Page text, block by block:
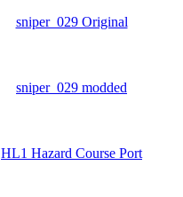
sniper_029 Original
sniper_029 modded
HL1 Hazard Course Port